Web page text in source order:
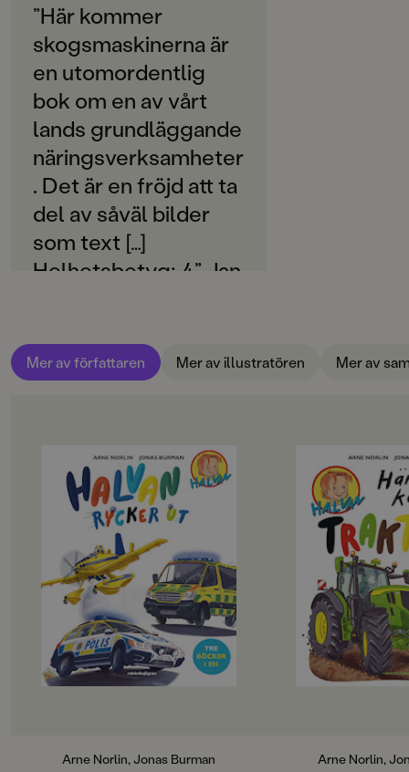
SPRÅK
Svenska
SERIE
Halvan
PUBLICERINGSDATUM
2020-09-23
INLÄSARE
Jonas Karlsson
Produktion
9789129722130
”Här kommer
skogsmaskinerna är
en utomordentlig
bok om en av vårt
lands grundläggande
näringsverksamheter
. Det är en fröjd att ta
del av såväl bilder
som text […]
Helhetsbetyg: 4.” Jan
Mer av författaren Mer av illustratören Mer av
OM BOKEN
Tre spännande och faktafyllda
Halvan-berättelser samlas i en rejäl
samlingsvolym. Följ med
fordonsfantasten Halvan när det är
dags för utryckning med
polisbilen, ambulansen och
brandflygplanet. Ingen dag är den
andra lik när Halvan är i farten!
I varje berättelse får läsaren kliva
rakt in i arbetsdagen, lära sig hur
fordonen fungerar och vara med
när det verkligen gäller – från
snabba insatser till lugnande hjälp i
egenläsning och alla barn som
Arne Norlin, Jonas Burman
OM BOKEN
Tänk dig att få
traktor. Det gör
grön fin traktor
en skopa, en kärra
Traktorn väger 8,5
mycket som sex
den är dubbelt så
För att komma
sitter en och en
måste man klättra
Bakhjulen är två
och väger
hösten skördar
Arne Norlin,